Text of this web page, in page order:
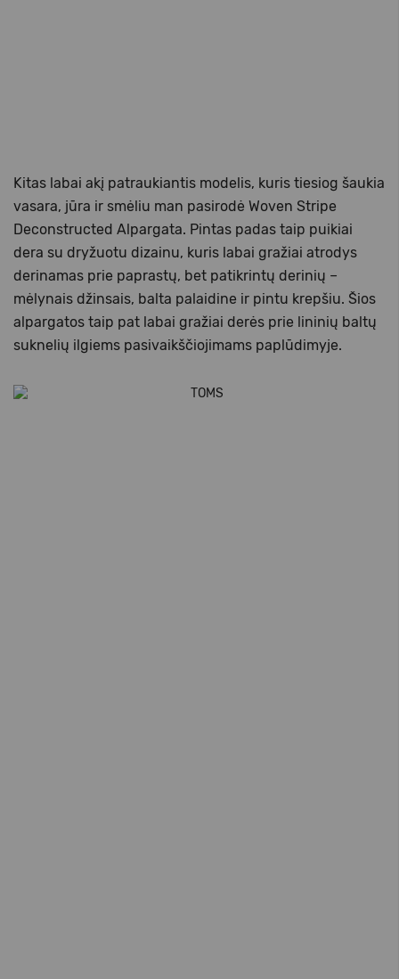
Kitas labai akį patraukiantis modelis, kuris tiesiog šaukia
vasara, jūra ir smėliu man pasirodė Woven Stripe
Deconstructed Alpargata. Pintas padas taip puikiai
dera su dryžuotu dizainu, kuris labai gražiai atrodys
derinamas prie paprastų, bet patikrintų derinių –
mėlynais džinsais, balta palaidine ir pintu krepšiu. Šios
alpargatos taip pat labai gražiai derės prie lininių baltų
suknelių ilgiems pasivaikščiojimams paplūdimyje.